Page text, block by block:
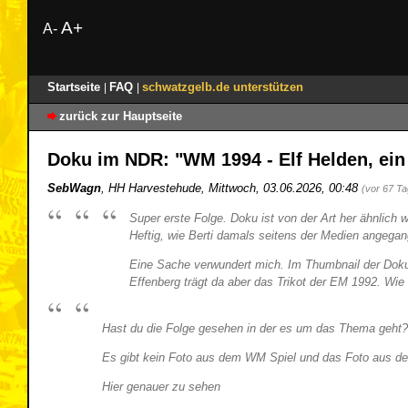
A- A+
Startseite FAQ schwatzgelb.de unterstützen
zurück zur Hauptseite
Doku im NDR: "WM 1994 - Elf Helden,
SebWagn HH Harvestehude Mittwoch, 03.06.2026, 00:48 (vor 67
Super erste Folge. Doku ist von der Art her ähnlich
Heftig, wie Berti damals seitens der Medien
Eine Sache verwundert mich. Im Thumbnail der
Effenberg trägt da aber das Trikot der EM 1992.
Hast du die Folge gesehen in der es um das Thema
Es gibt kein Foto aus dem WM Spiel und das Foto aus
Hier genauer zu sehen